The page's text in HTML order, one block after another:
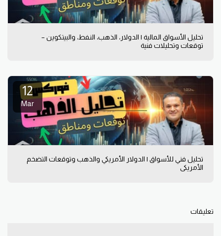
تحليل الأسواق المالية | الدولار، الذهب، النفط، والبيتكوين –
توقعات وتحليلات فنية
12
Mar
تحليل فني للأسواق | الدولار الأمريكي والذهب وتوقعات التضخم
الأمريكي
تعليقات